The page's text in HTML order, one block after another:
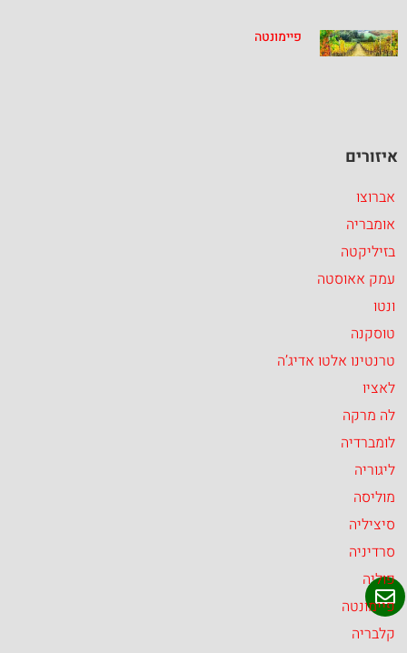
פיימונטה
איזורים
אברוצו
אומבריה
בזיליקטה
עמק אאוסטה
ונטו
טוסקנה
טרנטינו אלטו אדיג’ה
לאציו
לה מרקה
לומברדיה
ליגוריה
מוליסה
סיציליה
סרדיניה
פוליה
פיימונטה
קלבריה